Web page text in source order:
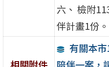
六、 檢附
伴計畫1份。
有關本